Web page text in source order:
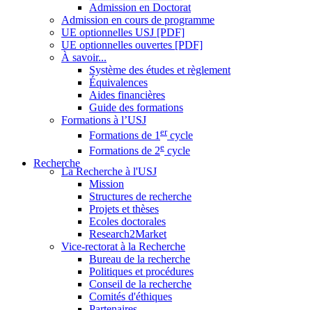
Admission en Doctorat
Admission en cours de programme
UE optionnelles USJ [PDF]
UE optionnelles ouvertes [PDF]
À savoir...
Système des études et règlement
Équivalences
Aides financières
Guide des formations
Formations à l’USJ
Formations de 1 ercycle
Formations de 2e cycle
Recherche
La Recherche à l'USJ
Mission
Structures de recherche
Projets et thèses
Ecoles doctorales
Research2Market
Vice-rectorat à la Recherche
Bureau de la recherche
Politiques et procédures
Conseil de la recherche
Comités d'éthiques